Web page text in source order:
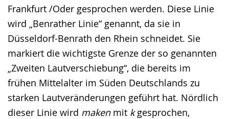
Frankfurt /Oder gesprochen werden. Diese Linie
wird „Benrather Linie“ genannt, da sie in
Düsseldorf-Benrath den Rhein schneidet. Sie
markiert die wichtigste Grenze der so genannten
„Zweiten Lautverschiebung“, die bereits im
frühen Mittelalter im Süden Deutschlands zu
starken Lautveränderungen geführt hat. Nördlich
dieser Linie wird makenmit kgesprochen,